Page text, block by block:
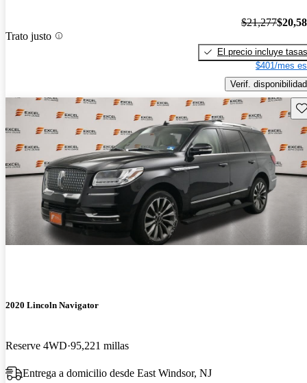
Trato justo
$21,277
El precio incluye tasas
$401/mes
Verif. disponibilidad
2020 Lincoln Navigator
Reserve 4WD 95,221 millas
Entrega a domicilio desde East Windsor, NJ